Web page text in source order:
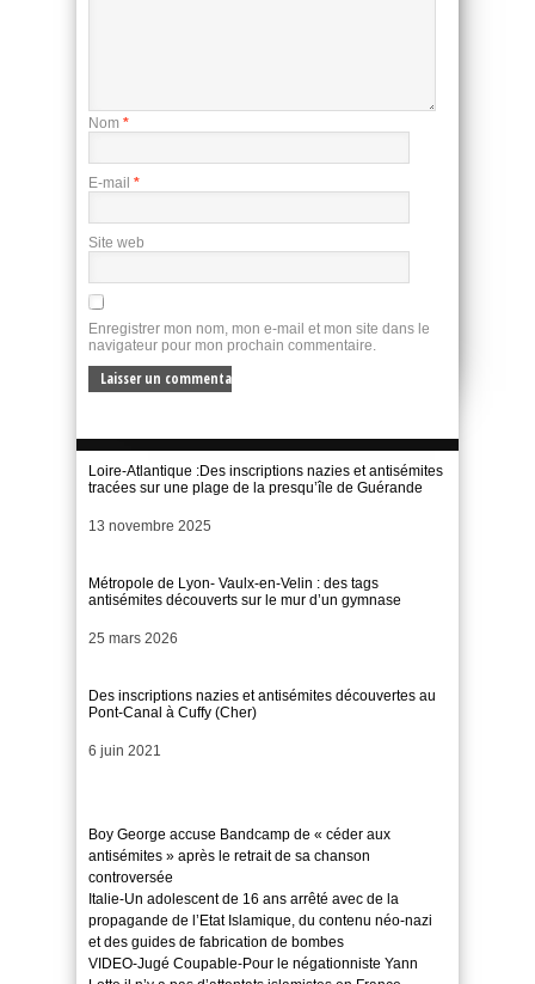
Nom *
E-mail *
Site web
Enregistrer mon nom, mon e-mail et mon site dans le
navigateur pour mon prochain commentaire.
Loire-Atlantique :Des inscriptions nazies et antisémites
tracées sur une plage de la presqu’île de Guérande
Date
13 novembre 2025
Métropole de Lyon- Vaulx-en-Velin : des tags
antisémites découverts sur le mur d’un gymnase
Date
25 mars 2026
Des inscriptions nazies et antisémites découvertes au
Pont-Canal à Cuffy (Cher)
Date
6 juin 2021
Boy George accuse Bandcamp de « céder aux
antisémites » après le retrait de sa chanson
controversée
Italie-Un adolescent de 16 ans arrêté avec de la
propagande de l’Etat Islamique, du contenu néo-nazi
et des guides de fabrication de bombes
VIDEO-Jugé Coupable-Pour le négationniste Yann